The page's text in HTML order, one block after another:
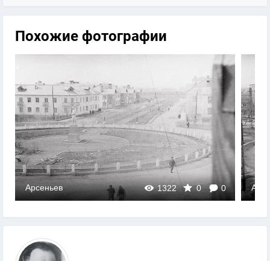
Похожие фотографии
1322 0 0
Арсеньев